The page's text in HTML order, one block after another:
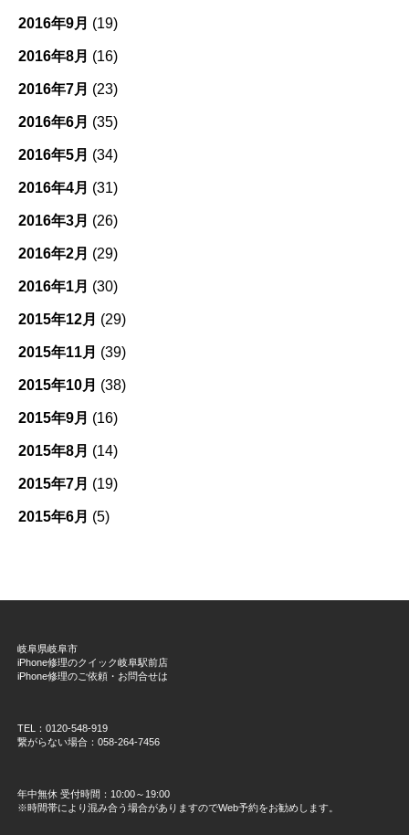
2016年9月 (19)
2016年8月 (16)
2016年7月 (23)
2016年6月 (35)
2016年5月 (34)
2016年4月 (31)
2016年3月 (26)
2016年2月 (29)
2016年1月 (30)
2015年12月 (29)
2015年11月 (39)
2015年10月 (38)
2015年9月 (16)
2015年8月 (14)
2015年7月 (19)
2015年6月 (5)
岐阜県岐阜市
iPhone修理のクイック岐阜駅前店
iPhone修理のご依頼・お問合せは
TEL：0120-548-919
繋がらない場合：058-264-7456
年中無休 受付時間：10:00～19:00
※時間帯により混み合う場合がありますのでWeb予約をお勧めします。